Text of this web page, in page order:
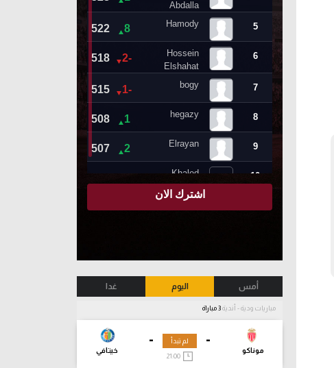
أمس اليوم غدا
مباريات ودية - أندية
-
موناكو
-
خيتافي
لم تبدأ